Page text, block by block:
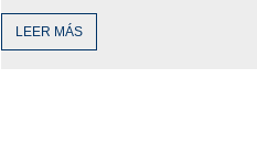
LEER MÁS